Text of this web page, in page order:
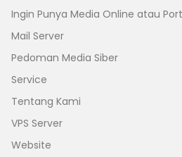
Ingin Punya Media Online atau
Mail Server
Pedoman Media Siber
Service
Tentang Kami
VPS Server
Website